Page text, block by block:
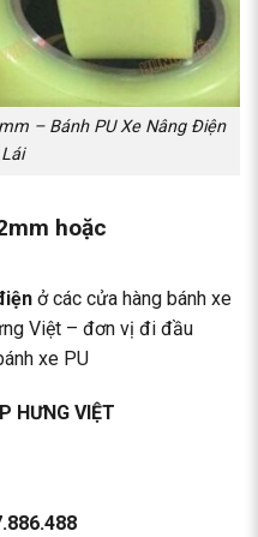
– Bánh PU Xe Nâng Điện
hoặc
ở các cửa hàng bánh xe
Việt – đơn vị đi đầu
xe PU
HƯNG VIỆT